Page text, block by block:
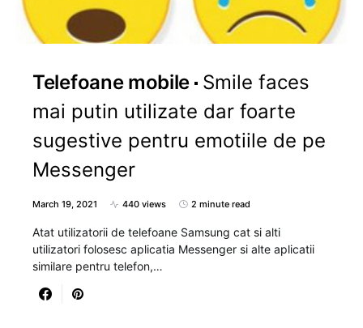
Telefoane mobile Smile faces
mai putin utilizate dar foarte
sugestive pentru emotiile de pe
Messenger
March 19, 2021 440 views 2 minute read
Atat utilizatorii de telefoane Samsung cat si alti
utilizatori folosesc aplicatia Messenger si alte aplicatii
similare pentru telefon,…